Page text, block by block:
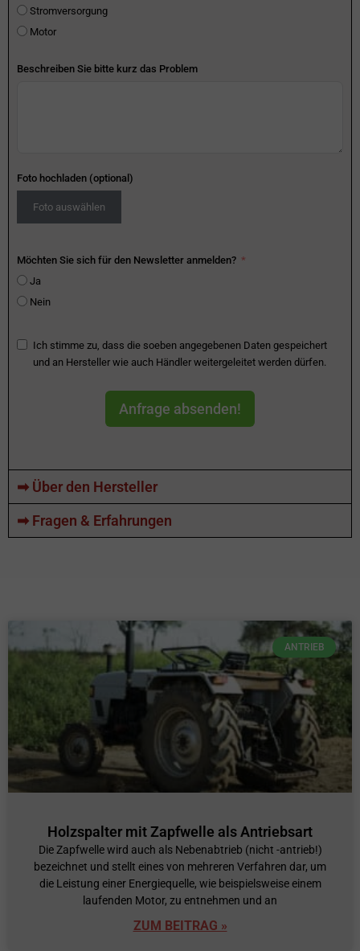
Stromversorgung
Motor
Beschreiben Sie bitte kurz das Problem
Foto hochladen (optional)
Foto auswählen
Möchten Sie sich für den Newsletter anmelden?
Ja
Nein
Ich stimme zu, dass die soeben angegebenen Daten gespeichert
und an Hersteller wie auch Händler weitergeleitet werden dürfen.
Anfrage absenden!
➡ Über den Hersteller
➡ Fragen & Erfahrungen
ANTRIEB
Holzspalter mit Zapfwelle als Antriebsart
Die Zapfwelle wird auch als Nebenabtrieb (nicht -antrieb!)
bezeichnet und stellt eines von mehreren Verfahren dar, um
die Leistung einer Energiequelle, wie beispielsweise einem
laufenden Motor, zu entnehmen und an
ZUM BEITRAG »